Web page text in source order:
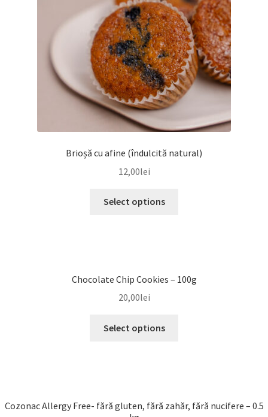
Brioșă cu afine (îndulcită natural)
12,00lei
Select options
Chocolate Chip Cookies – 100g
20,00lei
Select options
Cozonac Allergy Free- fără gluten, fără zahăr, fără nucifere – 0.5